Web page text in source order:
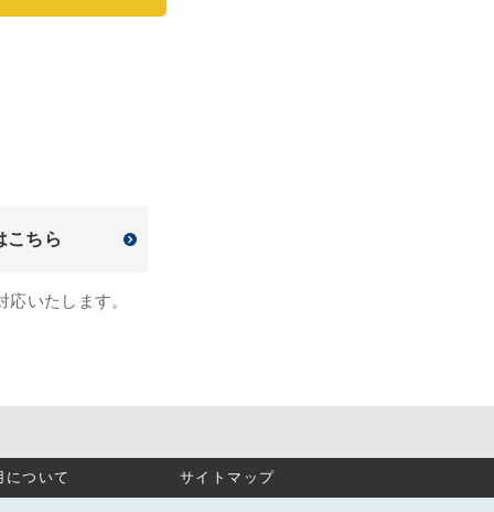
こちら
いたします。
について サイトマップ